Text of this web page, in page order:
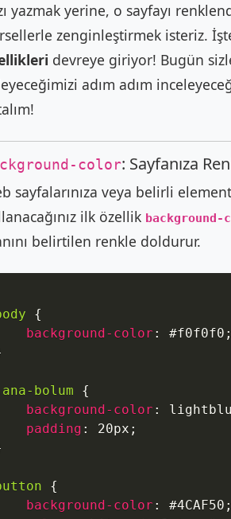
yazmak yerine, o sayfayı
zenginleştirmek isteriz.
devreye giriyor! Bugün
adım adım
color: Sayfanıza
sayfalarınıza veya belirli
ilk özellik background-
belirtilen renkle doldurur.
{
background-color : #f0f0f0 ;
bolum
{
background-color :
padding : 20px ;
{
background-color : #4CAF50 ;